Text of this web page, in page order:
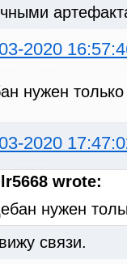
2020
нужен
2020
wrote:
нужен
связи.